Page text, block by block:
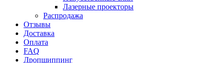
Лазерные проекторы
Распродажа
Отзывы
Доставка
Оплата
FAQ
Дропшиппинг